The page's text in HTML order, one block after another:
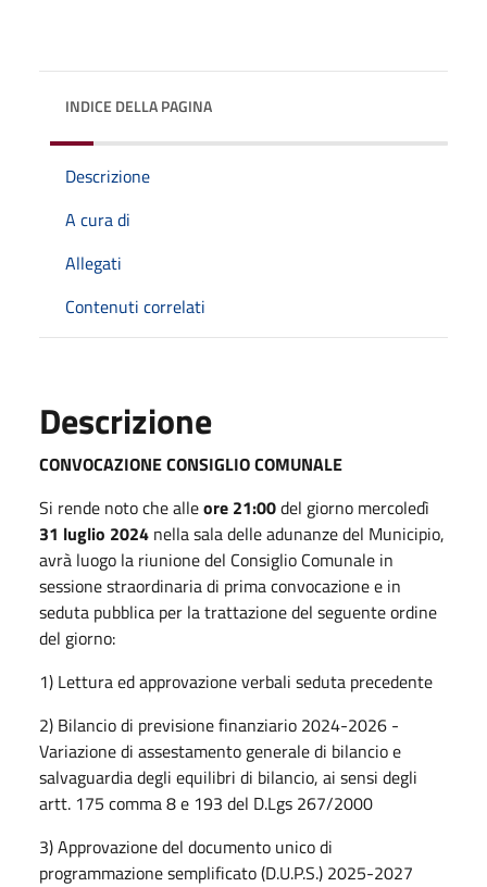
INDICE DELLA PAGINA
Descrizione
A cura di
Allegati
Contenuti correlati
Descrizione
CONVOCAZIONE CONSIGLIO COMUNALE
Si rende noto che alleore 21:00del giorno mercoledì
31 luglio 2024 nella sala delle adunanze del Municipio,
avrà luogo la riunione del Consiglio Comunale in
sessione straordinaria di prima convocazione e in
seduta pubblica per la trattazione del seguente ordine
del giorno:
1) Lettura ed approvazione verbali seduta precedente
2) Bilancio di previsione finanziario 2024-2026 -
Variazione di assestamento generale di bilancio e
salvaguardia degli equilibri di bilancio, ai sensi degli
artt. 175 comma 8 e 193 del D.Lgs 267/2000
3) Approvazione del documento unico di
programmazione semplificato (D.U.P.S.) 2025-2027